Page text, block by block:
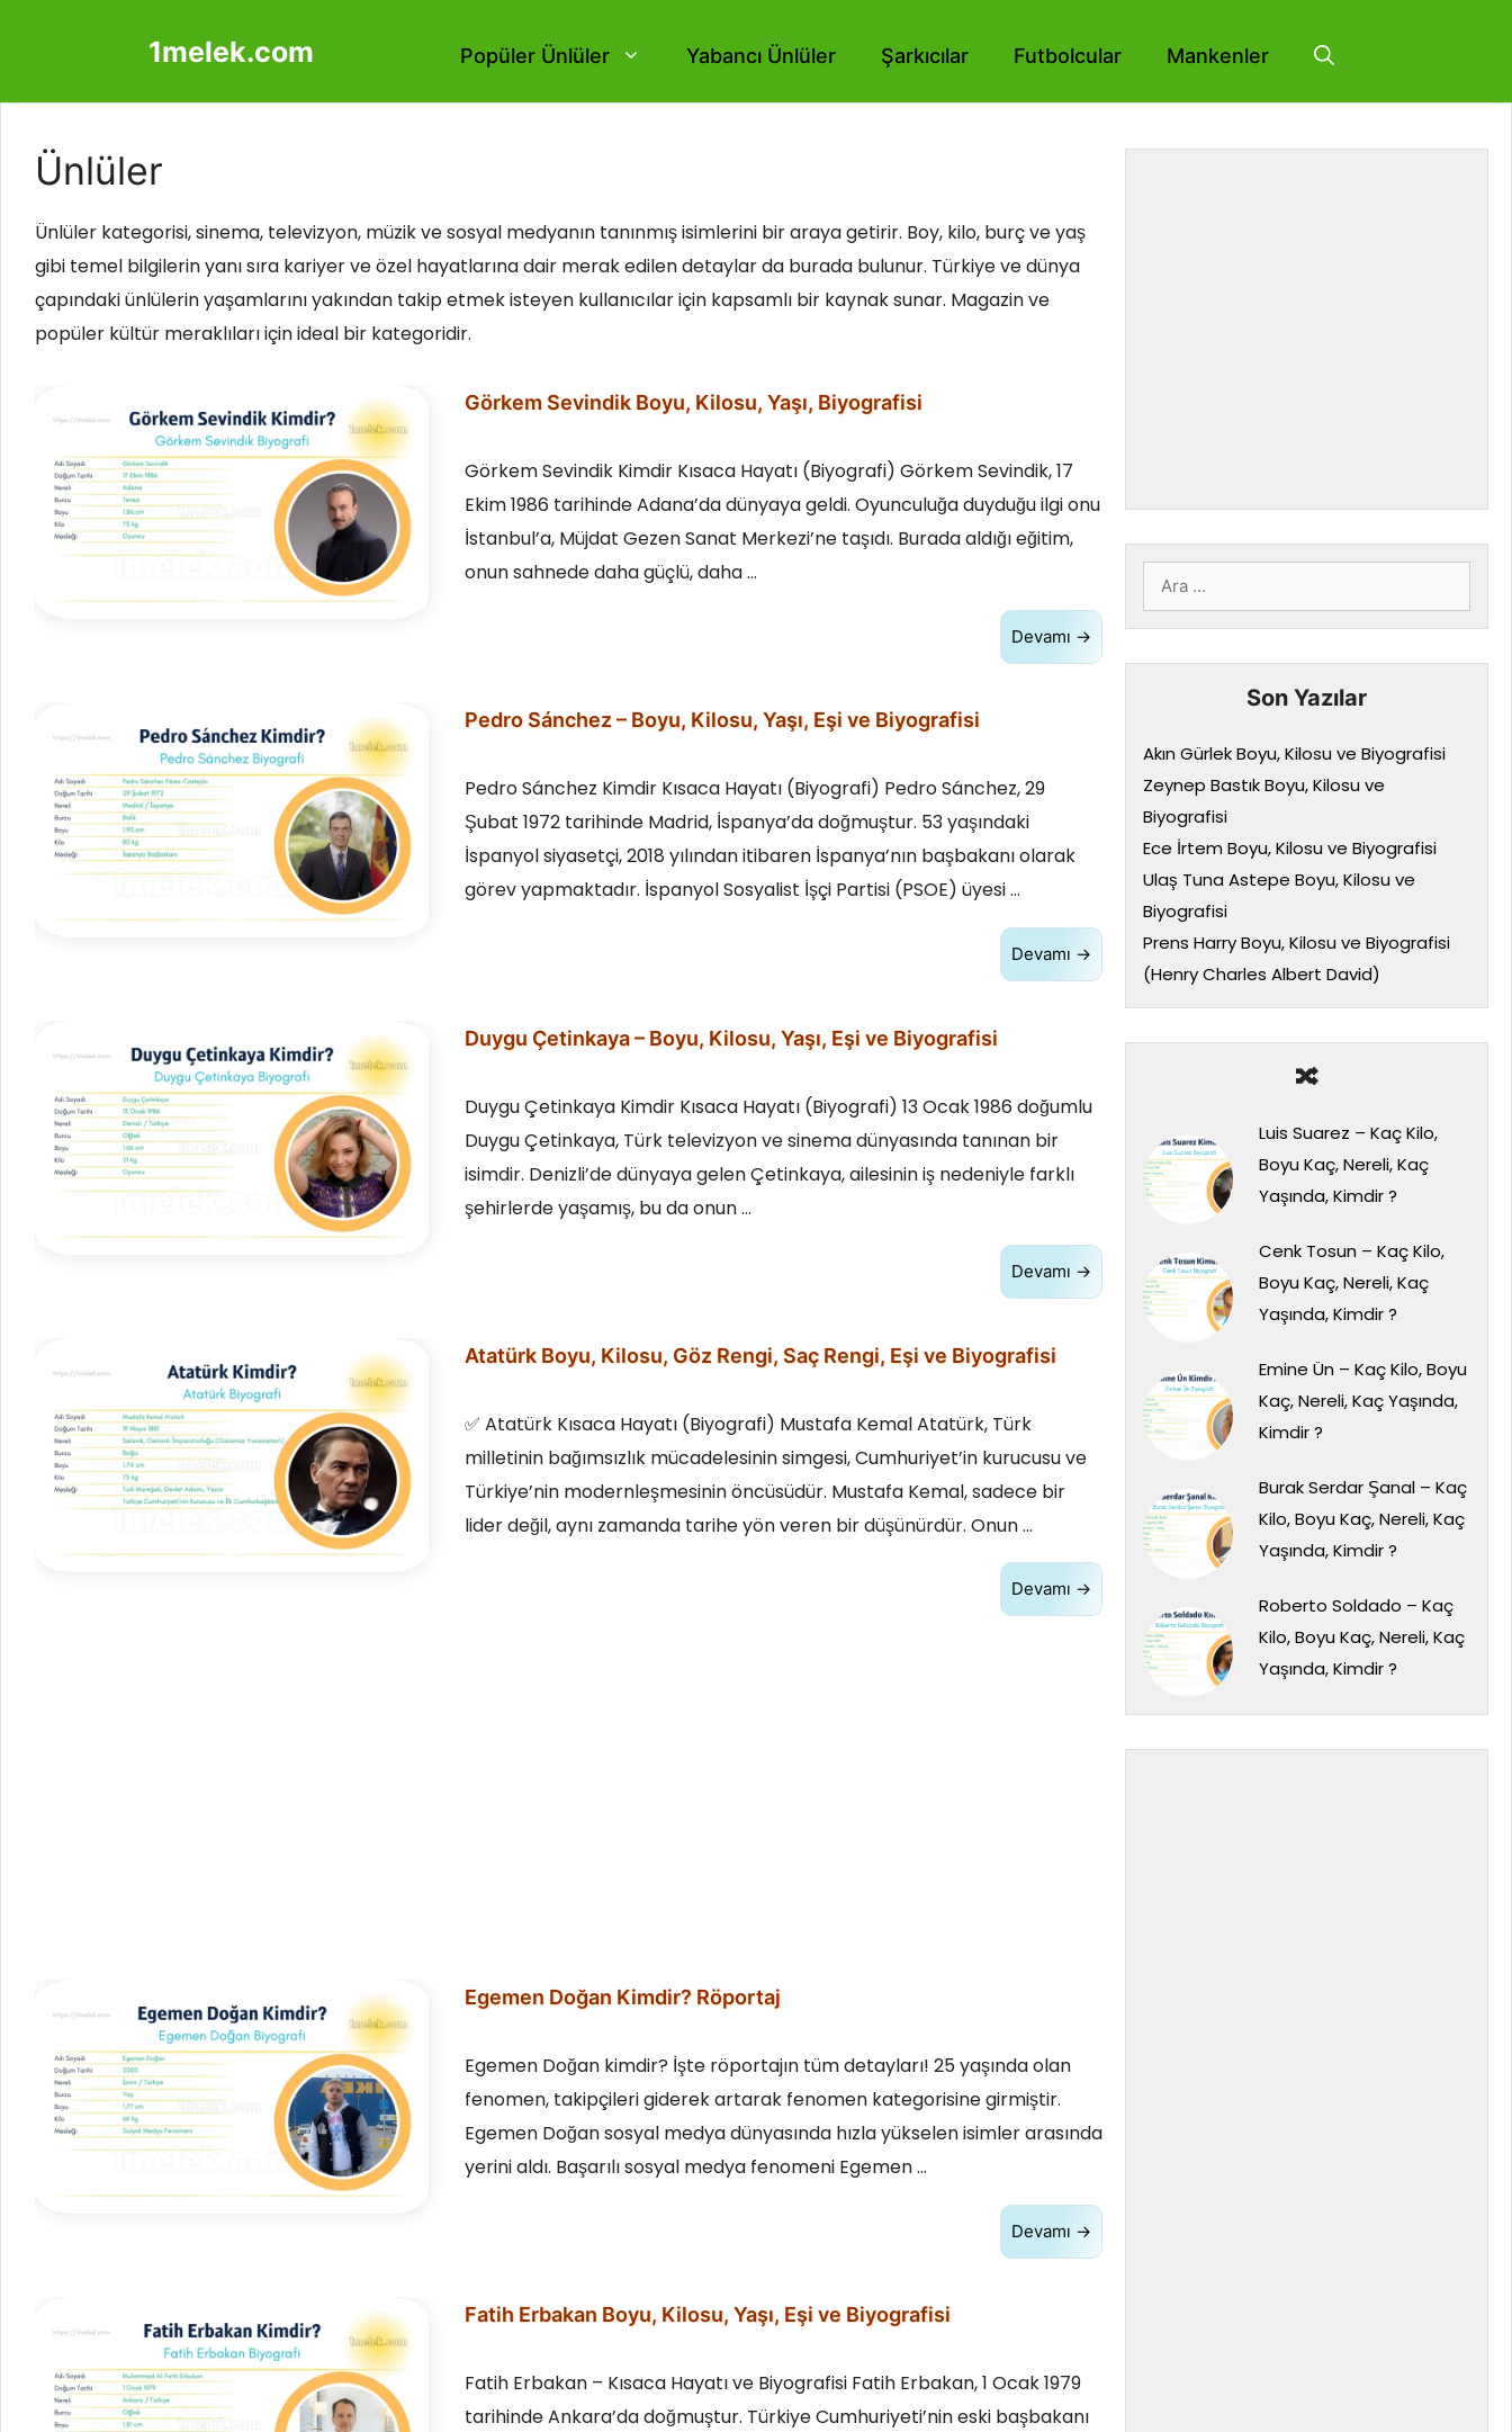
1melek.com Popüler Ünlüler Yabancı Ünlüler Şarkıcılar Futbolcular Mankenler
Ünlüler
Ünlüler kategorisi, sinema, televizyon, müzik ve sosyal medyanın tanınmış isimlerini bir araya getirir. Boy, kilo, burç ve yaş
gibi temel bilgilerin yanı sıra kariyer ve özel hayatlarına dair merak edilen detaylar da burada bulunur. Türkiye ve dünya
çapındaki ünlülerin yaşamlarını yakından takip etmek isteyen kullanıcılar için kapsamlı bir kaynak sunar. Magazin ve
popüler kültür meraklıları için ideal bir kategoridir.
Görkem Sevindik Boyu, Kilosu, Yaşı, Biyografisi
Görkem Sevindik Kimdir Kısaca Hayatı (Biyografi) Görkem Sevindik, 17
Ekim 1986 tarihinde Adana’da dünyaya geldi. Oyunculuğa duyduğu ilgi onu
İstanbul’a, Müjdat Gezen Sanat Merkezi’ne taşıdı. Burada aldığı eğitim,
onun sahnede daha güçlü, daha …
Devamı →
Pedro Sánchez – Boyu, Kilosu, Yaşı, Eşi ve Biyografisi
Pedro Sánchez Kimdir Kısaca Hayatı (Biyografi) Pedro Sánchez, 29
Şubat 1972 tarihinde Madrid, İspanya’da doğmuştur. 53 yaşındaki
İspanyol siyasetçi, 2018 yılından itibaren İspanya’nın başbakanı olarak
görev yapmaktadır. İspanyol Sosyalist İşçi Partisi (PSOE) üyesi …
Devamı →
Duygu Çetinkaya – Boyu, Kilosu, Yaşı, Eşi ve Biyografisi
Duygu Çetinkaya Kimdir Kısaca Hayatı (Biyografi) 13 Ocak 1986 doğumlu
Duygu Çetinkaya, Türk televizyon ve sinema dünyasında tanınan bir
isimdir. Denizli’de dünyaya gelen Çetinkaya, ailesinin iş nedeniyle farklı
şehirlerde yaşamış, bu da onun …
Devamı →
Atatürk Boyu, Kilosu, Göz Rengi, Saç Rengi, Eşi ve Biyografisi
✅ Atatürk Kısaca Hayatı (Biyografi) Mustafa Kemal Atatürk, Türk
milletinin bağımsızlık mücadelesinin simgesi, Cumhuriyet’in kurucusu ve
Türkiye’nin modernleşmesinin öncüsüdür. Mustafa Kemal, sadece bir
lider değil, aynı zamanda tarihe yön veren bir düşünürdür. Onun …
Devamı →
Egemen Doğan Kimdir? Röportaj
Egemen Doğan kimdir? İşte röportajın tüm detayları! 25 yaşında olan
fenomen, takipçileri giderek artarak fenomen kategorisine girmiştir.
Egemen Doğan sosyal medya dünyasında hızla yükselen isimler arasında
yerini aldı. Başarılı sosyal medya fenomeni Egemen …
Devamı →
Fatih Erbakan Boyu, Kilosu, Yaşı, Eşi ve Biyografisi
Fatih Erbakan – Kısaca Hayatı ve Biyografisi Fatih Erbakan, 1 Ocak 1979
tarihinde Ankara’da doğmuştur. Türkiye Cumhuriyeti’nin eski başbakanı
için
ara
Son Yazılar
Akın Gürlek Boyu, Kilosu ve Biyografisi
Zeynep Bastık Boyu, Kilosu ve
Biyografisi
Ece İrtem Boyu, Kilosu ve Biyografisi
Ulaş Tuna Astepe Boyu, Kilosu ve
Biyografisi
Prens Harry Boyu, Kilosu ve Biyografisi
(Henry Charles Albert David)
🔀
Luis Suarez – Kaç Kilo,
Boyu Kaç, Nereli, Kaç
Yaşında, Kimdir ?
Cenk Tosun – Kaç Kilo,
Boyu Kaç, Nereli, Kaç
Yaşında, Kimdir ?
Emine Ün – Kaç Kilo, Boyu
Kaç, Nereli, Kaç Yaşında,
Kimdir ?
Burak Serdar Şanal – Kaç
Kilo, Boyu Kaç, Nereli, Kaç
Yaşında, Kimdir ?
Roberto Soldado – Kaç
Kilo, Boyu Kaç, Nereli, Kaç
Yaşında, Kimdir ?